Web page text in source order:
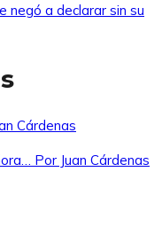
negó a declarar sin su
Cárdenas
Por Juan Cárdenas